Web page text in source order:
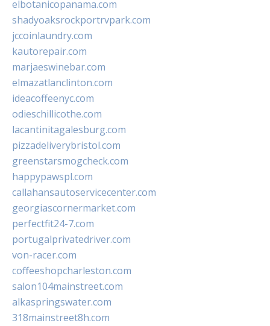
elbotanicopanama.com
shadyoaksrockportrvpark.com
jccoinlaundry.com
kautorepair.com
marjaeswinebar.com
elmazatlanclinton.com
ideacoffeenyc.com
odieschillicothe.com
lacantinitagalesburg.com
pizzadeliverybristol.com
greenstarsmogcheck.com
happypawspl.com
callahansautoservicecenter.com
georgiascornermarket.com
perfectfit24-7.com
portugalprivatedriver.com
von-racer.com
coffeeshopcharleston.com
salon104mainstreet.com
alkaspringswater.com
318mainstreet8h.com